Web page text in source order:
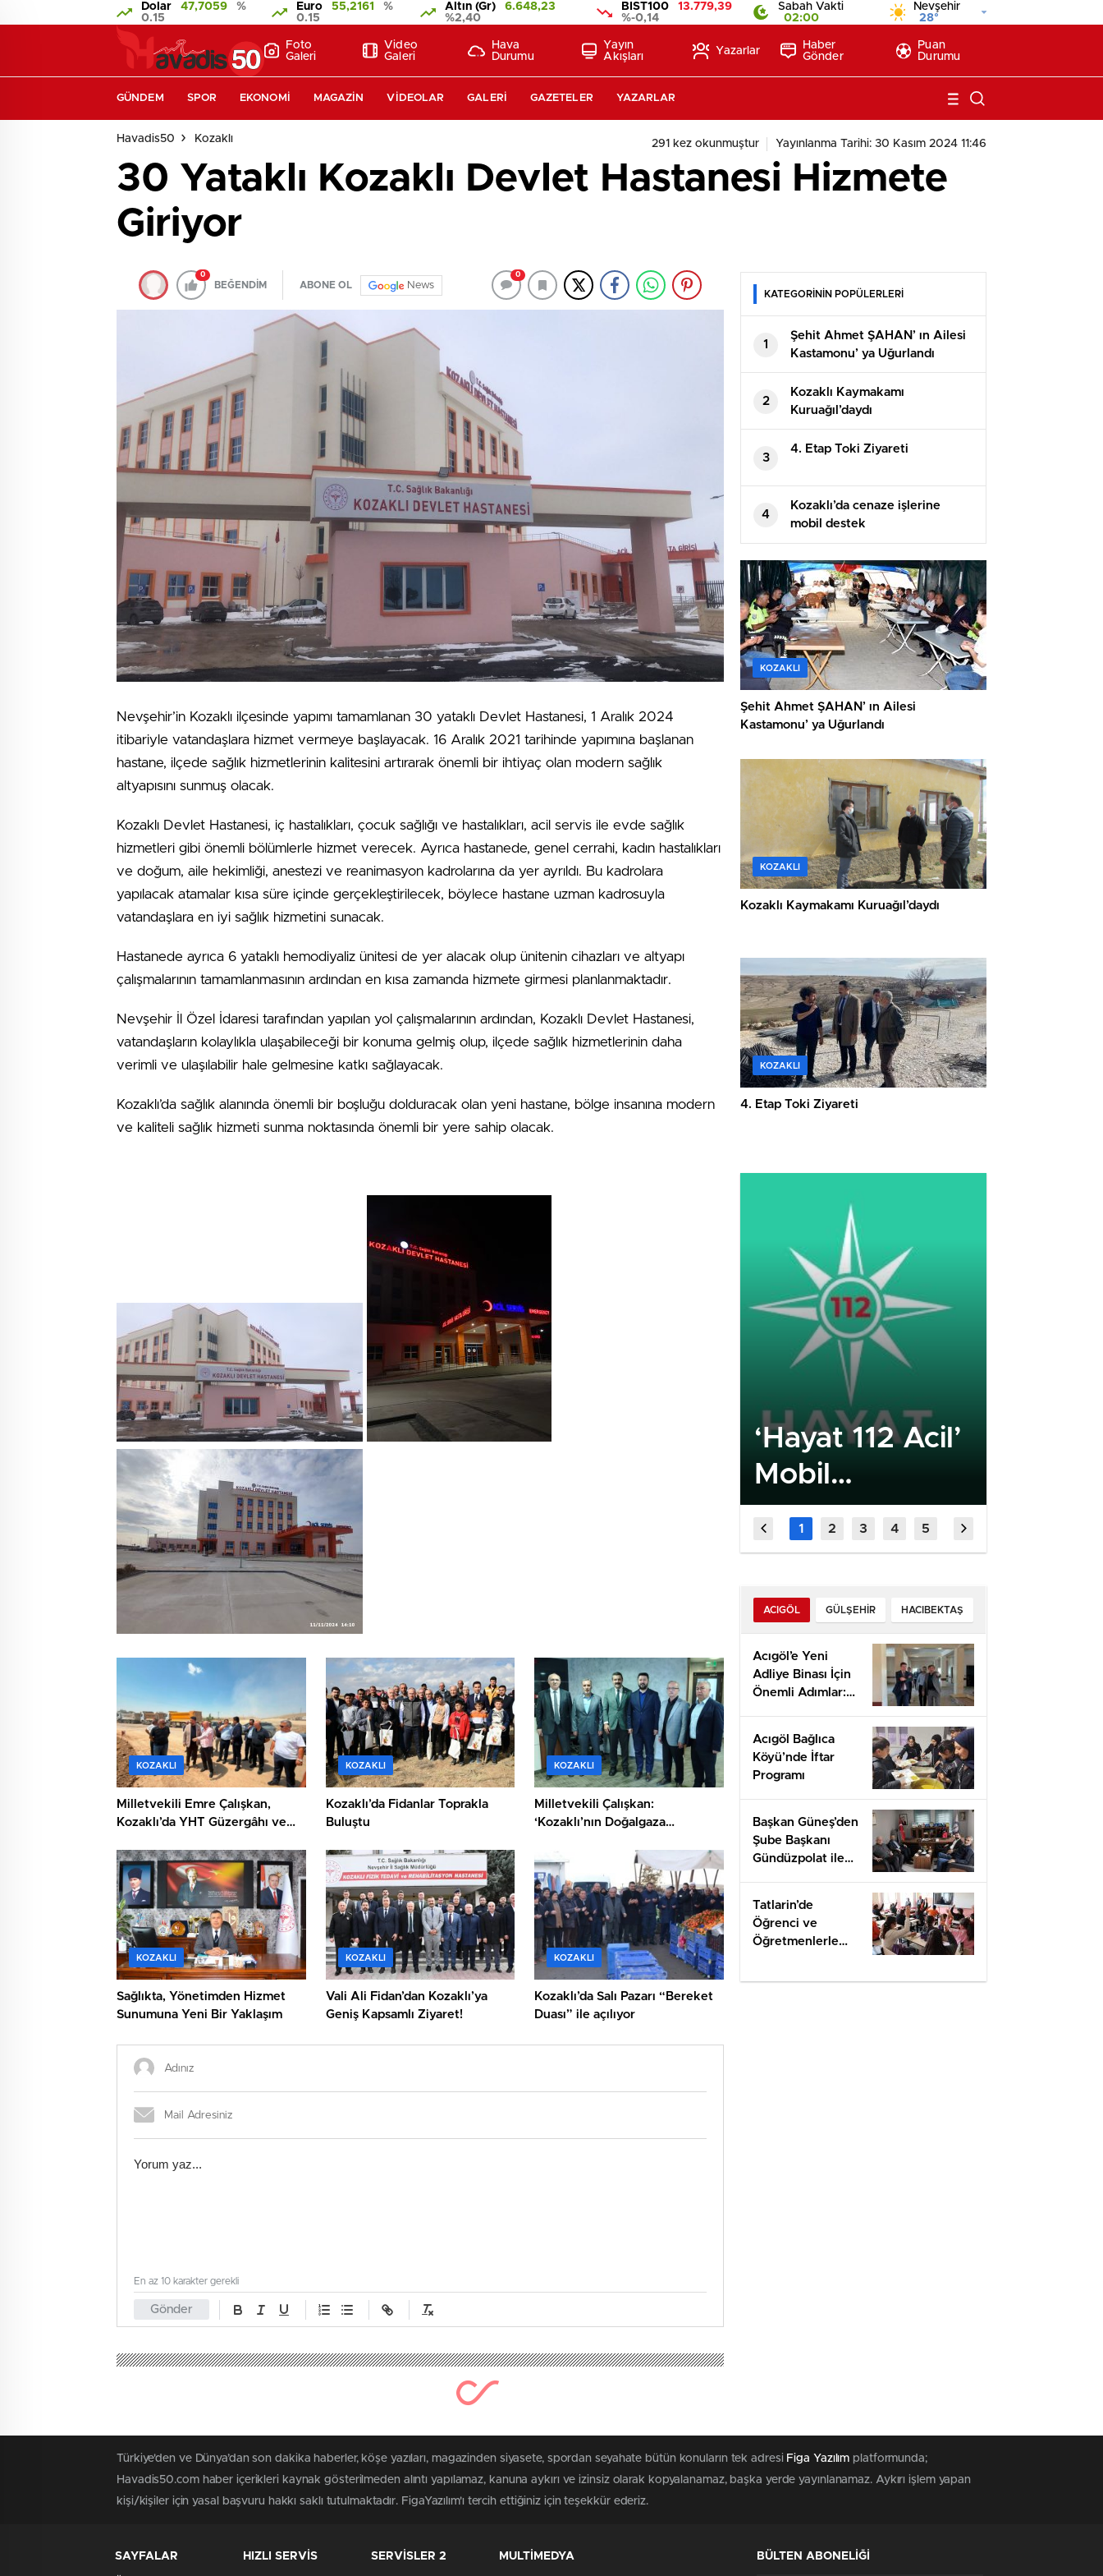
Dolar 47,7059
%
0.15
Euro 55,2161
%
0.15
Altın (Gr)
6.648,23
%2,40
BIST100
13.779,39
%-0,14
Sabah Vakti
02:00
Nevşehir
28°
Foto
Galeri
Video
Galeri
Hava
Durumu
Yayın
Akışları
Yazarlar
Haber
Gönder
Puan
Durumu
GÜNDEM SPOR EKONOMI MAGAZIN VIDEOLAR GALERI GAZETELER YAZARLAR
Havadis50 Kozaklı 291 kez okunmuştur Yayınlanma Tarihi: 30 Kasım 2024 11:46
30 Yataklı Kozaklı Devlet Hastanesi Hizmete
Giriyor
0
BEĞENDİM ABONE OL News
0
Nevşehir’in Kozaklı ilçesinde yapımı tamamlanan 30 yataklı Devlet Hastanesi, 1 Aralık 2024
itibariyle vatandaşlara hizmet vermeye başlayacak. 16 Aralık 2021 tarihinde yapımına başlanan
hastane, ilçede sağlık hizmetlerinin kalitesini artırarak önemli bir ihtiyaç olan modern sağlık
altyapısını sunmuş olacak.
Kozaklı Devlet Hastanesi, iç hastalıkları, çocuk sağlığı ve hastalıkları, acil servis ile evde sağlık
hizmetleri gibi önemli bölümlerle hizmet verecek. Ayrıca hastanede, genel cerrahi, kadın hastalıkları
ve doğum, aile hekimliği, anestezi ve reanimasyon kadrolarına da yer ayrıldı. Bu kadrolara
yapılacak atamalar kısa süre içinde gerçekleştirilecek, böylece hastane uzman kadrosuyla
vatandaşlara en iyi sağlık hizmetini sunacak.
Hastanede ayrıca 6 yataklı hemodiyaliz ünitesi de yer alacak olup ünitenin cihazları ve altyapı
çalışmalarının tamamlanmasının ardından en kısa zamanda hizmete girmesi planlanmaktadır.
Nevşehir İl Özel İdaresi tarafından yapılan yol çalışmalarının ardından, Kozaklı Devlet Hastanesi,
vatandaşların kolaylıkla ulaşabileceği bir konuma gelmiş olup, ilçede sağlık hizmetlerinin daha
verimli ve ulaşılabilir hale gelmesine katkı sağlayacak.
Kozaklı’da sağlık alanında önemli bir boşluğu dolduracak olan yeni hastane, bölge insanına modern
ve kaliteli sağlık hizmeti sunma noktasında önemli bir yere sahip olacak.
KOZAKLI
Milletvekili Emre Çalışkan,
Kozaklı’da YHT Güzergâhı ve
İnceledi
KOZAKLI
Kozaklı’da Fidanlar Toprakla
Buluştu
KOZAKLI
Milletvekili Çalışkan:
‘Kozaklı’nın Doğalgaza
Kaldı’
KOZAKLI
Sağlıkta, Yönetimden Hizmet
Sunumuna Yeni Bir Yaklaşım
KOZAKLI
Vali Ali Fidan’dan Kozaklı’ya
Geniş Kapsamlı Ziyaret!
KOZAKLI
Kozaklı’da Salı Pazarı “Bereket
Duası” ile açılıyor
Gönder
En az 10 karakter gerekli
KATEGORİNİN POPÜLERLERİ
1
Şehit Ahmet ŞAHAN’ ın Ailesi
Kastamonu’ ya Uğurlandı
2
Kozaklı Kaymakamı
Kuruağıl’daydı
3
4. Etap Toki Ziyareti
4
Kozaklı’da cenaze işlerine
mobil destek
KOZAKLI
Şehit Ahmet ŞAHAN’ ın Ailesi
Kastamonu’ ya Uğurlandı
KOZAKLI
Kozaklı Kaymakamı Kuruağıl’daydı
KOZAKLI
4. Etap Toki Ziyareti
‘Hayat 112 Acil’
Mobil
Uygulaması
Kamu Spotu
ACIGÖL GÜLŞEHIR HACIBEKTAŞ
Acıgöl’e Yeni
Adliye Binası İçin
Önemli Adımlar:
Değerlendirmesi
Acıgöl Bağlıca
Köyü’nde İftar
Programı
Başkan Güneş’den
Şube Başkanı
Gündüzpolat ile
Tatlarin’de
Öğrenci ve
Öğretmenlerle
Kozaklı Devlet Hastanesinin yolu yapıldı
0
BEĞENDİM ABONE OL News
0
Kastamonu’ ya Uğurlandı